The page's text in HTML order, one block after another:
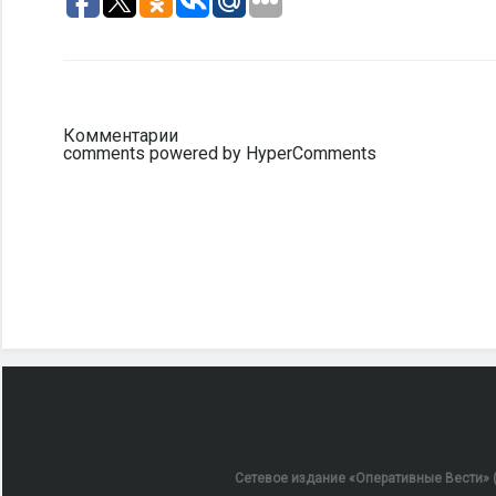
Комментарии
comments powered by HyperComments
Сетевое издание «Оперативные Вести»